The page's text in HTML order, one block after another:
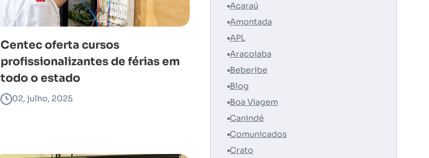
Centec oferta cursos
profissionalizantes de férias em
todo o estado
02, julho, 2025
Acaraú
Amontada
APL
Aracoiaba
Beberibe
Blog
Boa Viagem
Canindé
Comunicados
Crato